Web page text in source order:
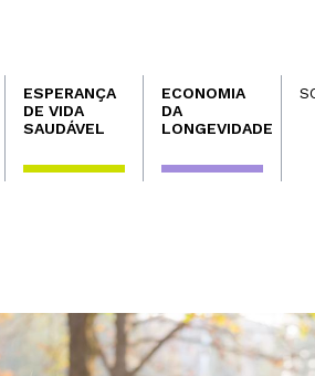
ESPERANÇA
DE VIDA
SAUDÁVEL
ECONOMIA
DA
LONGEVIDADE